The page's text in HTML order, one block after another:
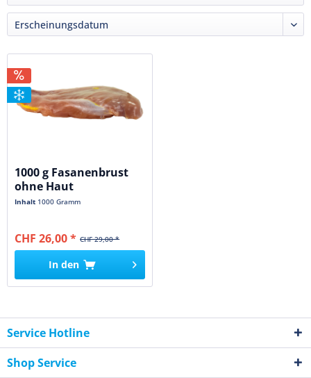
1000 g Fasanenbrust
ohne Haut
Inhalt 1000 Gramm
CHF 29,00 *
CHF 26,00 *
In den
Service Hotline
Shop Service